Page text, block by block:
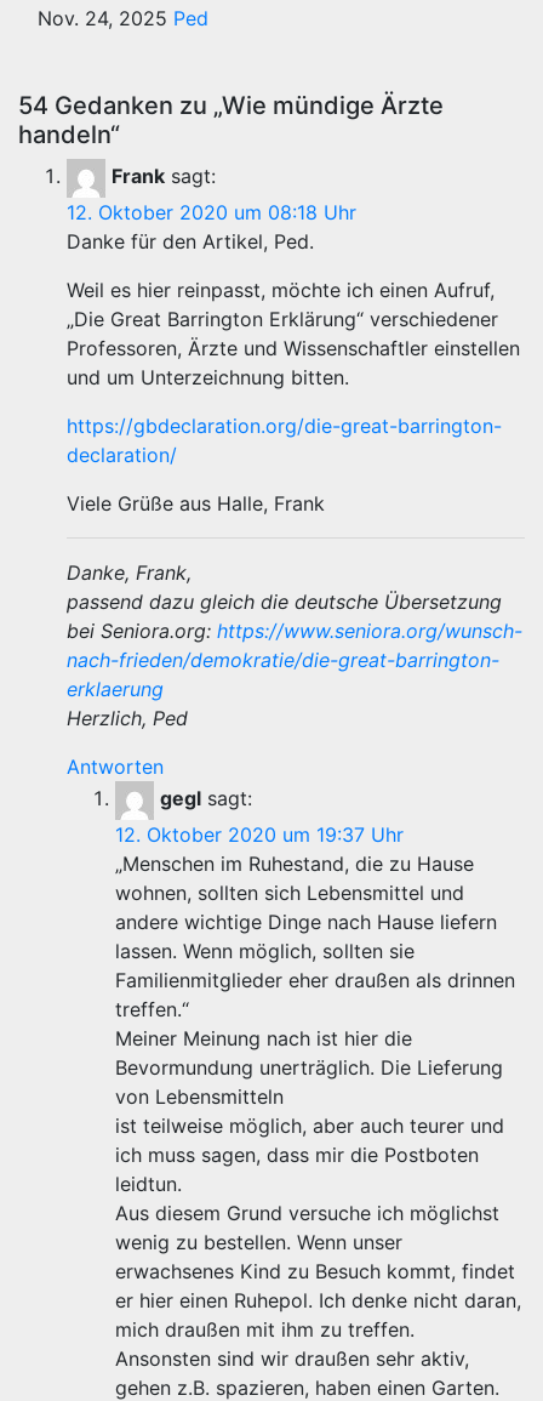
Nov. 24, 2025 Ped
54 Gedanken zu „Wie mündige Ärzte
handeln“
Frank sagt:
12. Oktober 2020 um 08:18 Uhr
Danke für den Artikel, Ped.
Weil es hier reinpasst, möchte ich einen Aufruf,
„Die Great Barrington Erklärung“ verschiedener
Professoren, Ärzte und Wissenschaftler einstellen
und um Unterzeichnung bitten.
https://gbdeclaration.org/die-great-barrington-
declaration/
Viele Grüße aus Halle, Frank
Danke, Frank,
passend dazu gleich die deutsche Übersetzung
bei Seniora.org: https://www.seniora.org/wunsch-
nach-frieden/demokratie/die-great-barrington-
erklaerung
Herzlich, Ped
Antworten
gegl sagt:
12. Oktober 2020 um 19:37 Uhr
„Menschen im Ruhestand, die zu Hause
wohnen, sollten sich Lebensmittel und
andere wichtige Dinge nach Hause liefern
lassen. Wenn möglich, sollten sie
Familienmitglieder eher draußen als drinnen
treffen.“
Meiner Meinung nach ist hier die
Bevormundung unerträglich. Die Lieferung
von Lebensmitteln
ist teilweise möglich, aber auch teurer und
ich muss sagen, dass mir die Postboten
leidtun.
Aus diesem Grund versuche ich möglichst
wenig zu bestellen. Wenn unser
erwachsenes Kind zu Besuch kommt, findet
er hier einen Ruhepol. Ich denke nicht daran,
mich draußen mit ihm zu treffen.
Ansonsten sind wir draußen sehr aktiv,
gehen z.B. spazieren, haben einen Garten.